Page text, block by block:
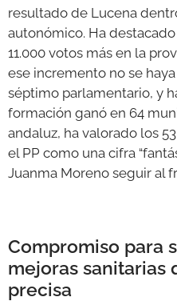
resultado de Lucena
autonómico. Ha
11.000 votos más en la
ese incremento no se
séptimo parlamentario, y
formación ganó en 64
andaluz, ha valorado los
el PP como una cifra
Juanma Moreno seguir al
Compromiso para
mejoras sanitarias
precisa